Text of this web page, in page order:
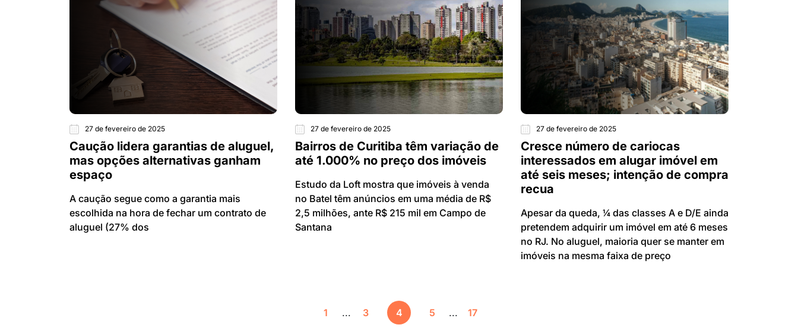
27 de fevereiro de 2025
Caução lidera garantias de aluguel,
mas opções alternativas ganham
espaço
A caução segue como a garantia mais
escolhida na hora de fechar um contrato de
aluguel (27% dos
27 de fevereiro de 2025
Bairros de Curitiba têm variação de
até 1.000% no preço dos imóveis
Estudo da Loft mostra que imóveis à venda
no Batel têm anúncios em uma média de R$
2,5 milhões, ante R$ 215 mil em Campo de
Santana
27 de fevereiro de 2025
Cresce número de cariocas
interessados em alugar imóvel em
até seis meses; intenção de compra
recua
Apesar da queda, ¼ das classes A e D/E ainda
pretendem adquirir um imóvel em até 6 meses
no RJ. No aluguel, maioria quer se manter em
imóveis na mesma faixa de preço
1 ... 3 4 5 ... 17